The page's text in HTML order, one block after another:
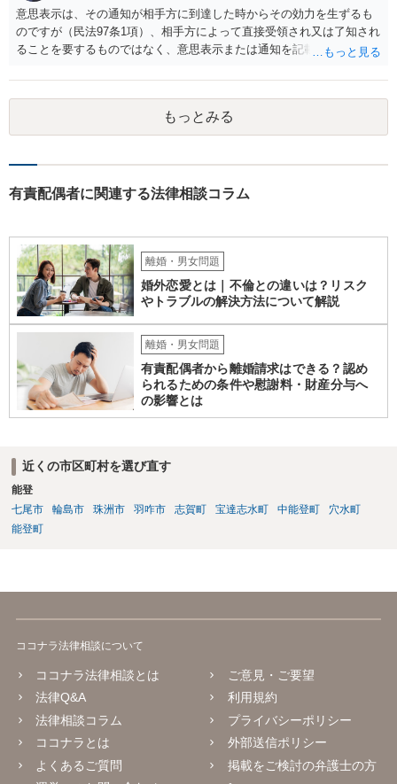
る必要があるので、最寄りの弁護士などに個別に相談することをお勧
めいたします。
意思表示は、その通知が相手方に到達した時からその効力を生ずるも
のですが（民法97条1項）、相手方によって直接受領され又は了知され
ることを要するものではなく、意思表示または通知を記載した書面
られます（最判昭和43年12月17日）。したがって、相手方の支配圏内
に入っていれば（郵便受けに投函するなど。実際には配達証明などを
つけたほうがよいでしょう。）、時効の完成猶予の効果を享受できる
と考えます。 その結果、催告の時効完成猶予期間の6か月の間に訴訟
もっとみる
有責配偶者に関連する法律相談コラム
離婚・男女問題
婚外恋愛とは｜不倫との違いは？リスク
やトラブルの解決方法について解説
離婚・男女問題
有責配偶者から離婚請求はできる？認め
られるための条件や慰謝料・財産分与へ
の影響とは
近くの市区町村を選び直す
能登
七尾市
輪島市 珠洲市 羽咋市 志賀町 宝達志水町 中能登町
穴水町
能登町
ココナラ法律相談について
ココナラ法律相談とは
法律Q&A
法律相談コラム
ココナラとは
よくあるご質問
ご意見・ご要望
利用規約
プライバシーポリシー
外部送信ポリシー
掲載をご検討の弁護士の方